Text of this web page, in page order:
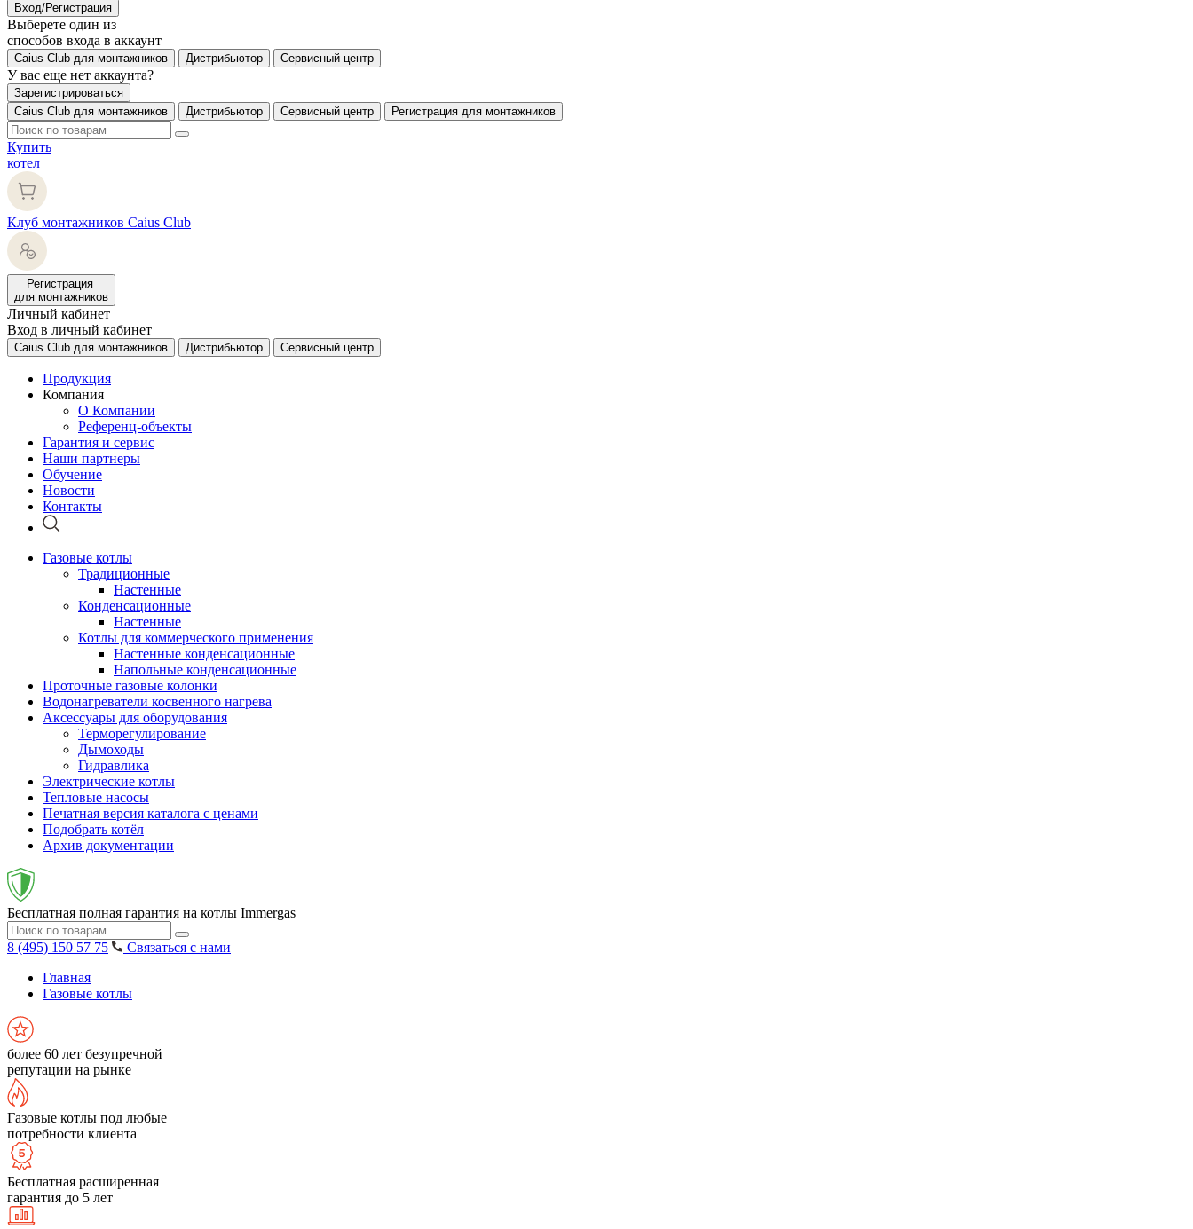
Вход/Регистрация
Выберете один из
способов входа в аккаунт
Caius Club для монтажников Дистрибьютор Сервисный центр
У вас еще нет аккаунта?
Зарегистрироваться
Caius Club для монтажников
Дистрибьютор Сервисный центр Регистрация для монтажников
Купить
котел
Клуб монтажников Caius Club
Регистрация
для монтажников
Личный кабинет
Вход в личный кабинет
Caius Club для монтажников Дистрибьютор Сервисный центр
Продукция
Компания
О Компании
Референц-объекты
Гарантия и сервис
Наши партнеры
Обучение
Новости
Контакты
Газовые котлы
Традиционные
Настенные
Конденсационные
Настенные
Котлы для коммерческого применения
Настенные конденсационные
Напольные конденсационные
Проточные газовые колонки
Водонагреватели косвенного нагрева
Аксессуары для оборудования
Терморегулирование
Дымоходы
Гидравлика
Электрические котлы
Тепловые насосы
Печатная версия каталога с ценами
Подобрать котёл
Архив документации
Бесплатная полная гарантия на котлы Immergas
8 (495) 150 57 75
Связаться с нами
Главная
Газовые котлы
более 60 лет безупречной
репутации на рынке
Газовые котлы под любые
потребности клиента
Бесплатная расширенная
гарантия до 5 лет